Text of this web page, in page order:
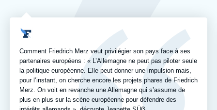
Logo
Comment Friedrich Merz veut privilégier son pays face à ses
partenaires européens : « L’Allemagne ne peut pas piloter seule
la politique européenne. Elle peut donner une impulsion mais,
pour l’instant, on cherche encore les projets phares de Friedrich
Merz. On voit en revanche une Allemagne qui s’assume de
plus en plus sur la scène européenne pour défendre des